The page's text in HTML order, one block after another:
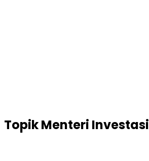
TopikMenteri Investasi